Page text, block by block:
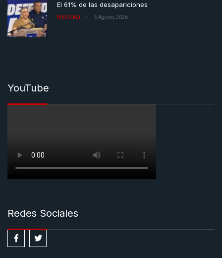
El 61% de las desapariciones
MEXICALI 6 Agosto, 2026
YouTube
Redes Sociales